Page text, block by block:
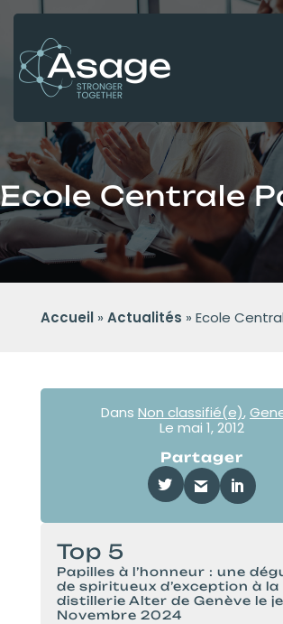
Ecole Centrale
Accueil» Actualités » Ecole
Dans Non classifié(e),
Le mai 1, 2012
Partager
Top 5
Papilles à l’honneur : une
de spiritueux d’exception à la
distillerie Alter de Genève le
Novembre 2024